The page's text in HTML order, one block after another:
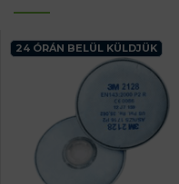
24 ÓRÁN BELÜL KÜLDJÜK